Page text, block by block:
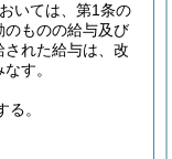
いては、第1条の
のものの給与及び
れた給与は、改
す。
。